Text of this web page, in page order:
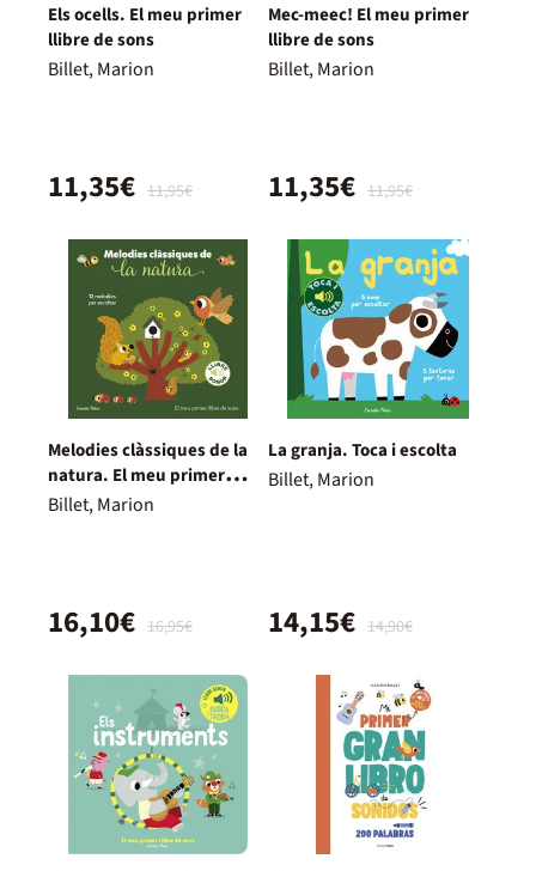
Els ocells. El meu primer
llibre de sons
Billet, Marion
11,95€
11,35€
Mec-meec! El meu primer
llibre de sons
Billet, Marion
11,95€
11,35€
Melodies clàssiques de la
natura. El meu primer
llibre de sons
Billet, Marion
16,95€
16,10€
La granja. Toca i escolta
Billet, Marion
14,90€
14,15€